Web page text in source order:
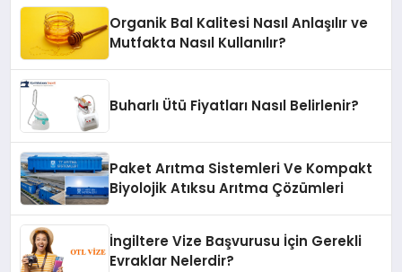
Organik Bal Kalitesi Nasıl Anlaşılır ve
Mutfakta Nasıl Kullanılır?
Buharlı Ütü Fiyatları Nasıl Belirlenir?
Paket Arıtma Sistemleri Ve Kompakt
Biyolojik Atıksu Arıtma Çözümleri
İngiltere Vize Başvurusu İçin Gerekli
Evraklar Nelerdir?